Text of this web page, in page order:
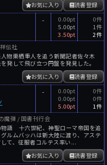
読書登録
お気に入り
-
0.00pt
5.00pt
3.50pt
0件
1件
2件
伝社
物栗栖重人を追う新聞記者佐々木
発して飛び立つ円盤を発見した。
読書登録
お気に入り
-
0.00pt
0.00pt
5.00pt
0件
0件
1件
魔弾 / 国書刊行会
物語 十六世紀、神聖ローマ帝国を追
ルムバッハは新大陸に渡り、アステ
て、征服者コルテス率い...
読書登録
お気に入り